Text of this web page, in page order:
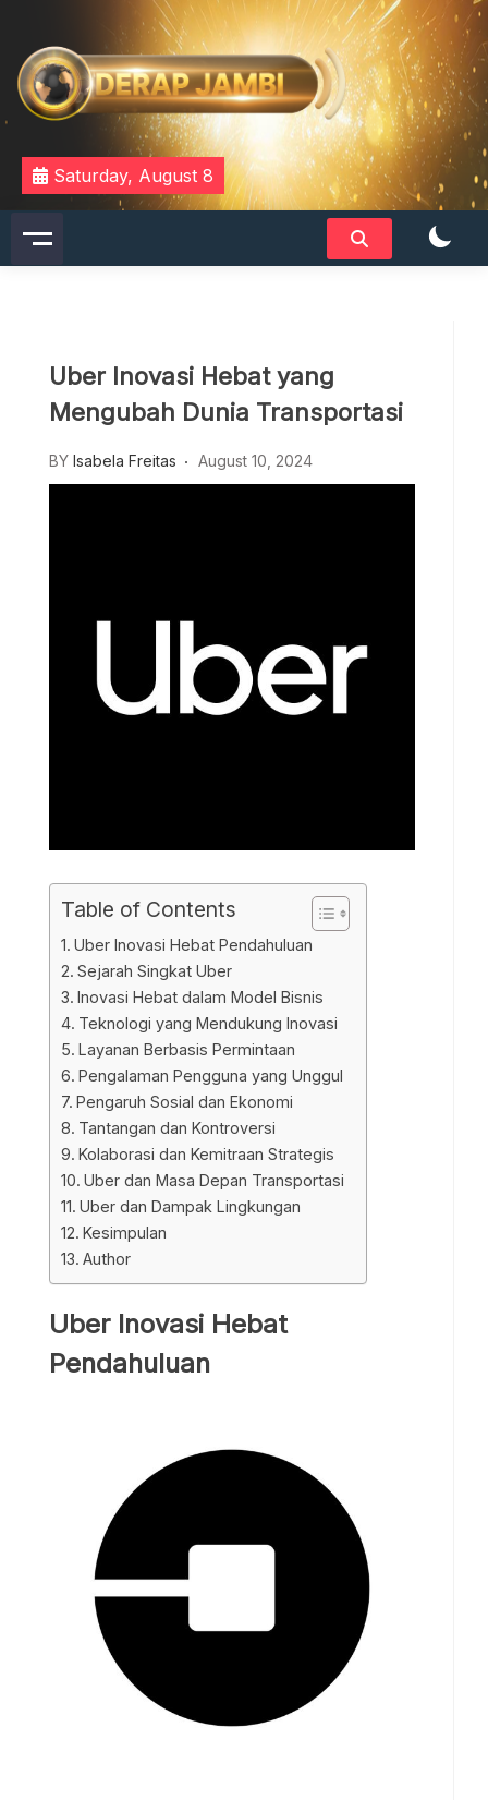
content
DERAPJAMBI
Saturday, August 8
Uber Inovasi Hebat yang
Mengubah Dunia Transportasi
BY Isabela Freitas August 10, 2024
Table of Contents
Uber Inovasi Hebat Pendahuluan
Sejarah Singkat Uber
Inovasi Hebat dalam Model Bisnis
Teknologi yang Mendukung Inovasi
Layanan Berbasis Permintaan
Pengalaman Pengguna yang Unggul
Pengaruh Sosial dan Ekonomi
Tantangan dan Kontroversi
Kolaborasi dan Kemitraan Strategis
Uber dan Masa Depan Transportasi
Uber dan Dampak Lingkungan
Kesimpulan
Author
Uber Inovasi Hebat
Pendahuluan